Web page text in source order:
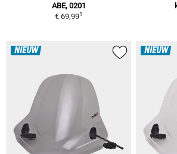
ABE, 0201
€ 69,991
NIEUW NIEUW